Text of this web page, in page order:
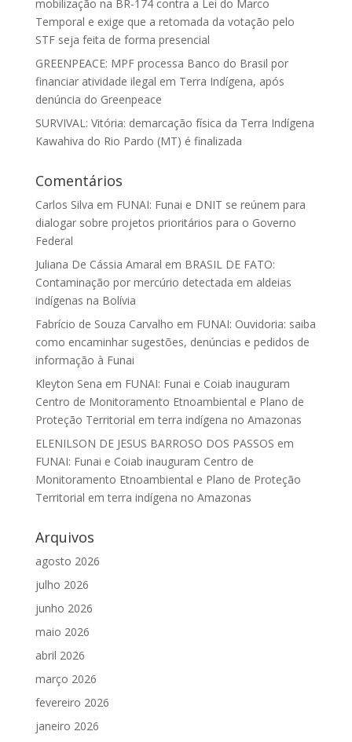
mobilização na BR-174 contra a Lei do Marco
Temporal e exige que a retomada da votação pelo
STF seja feita de forma presencial
GREENPEACE: MPF processa Banco do Brasil por
financiar atividade ilegal em Terra Indígena, após
denúncia do Greenpeace
SURVIVAL: Vitória: demarcação física da Terra Indígena
Kawahiva do Rio Pardo (MT) é finalizada
Comentários
Carlos Silva em FUNAI: Funai e DNIT se reúnem para
dialogar sobre projetos prioritários para o Governo
Federal
Juliana De Cássia Amaral em BRASIL DE FATO:
Contaminação por mercúrio detectada em aldeias
indígenas na Bolívia
Fabrício de Souza Carvalho em FUNAI: Ouvidoria: saiba
como encaminhar sugestões, denúncias e pedidos de
informação à Funai
Kleyton Sena em FUNAI: Funai e Coiab inauguram
Centro de Monitoramento Etnoambiental e Plano de
Proteção Territorial em terra indígena no Amazonas
ELENILSON DE JESUS BARROSO DOS PASSOS em
FUNAI: Funai e Coiab inauguram Centro de
Monitoramento Etnoambiental e Plano de Proteção
Territorial em terra indígena no Amazonas
Arquivos
agosto 2026
julho 2026
junho 2026
maio 2026
abril 2026
março 2026
fevereiro 2026
janeiro 2026